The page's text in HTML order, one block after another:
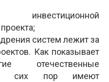
систем лежит за
Как показывает
отечественные
сих пор имеют